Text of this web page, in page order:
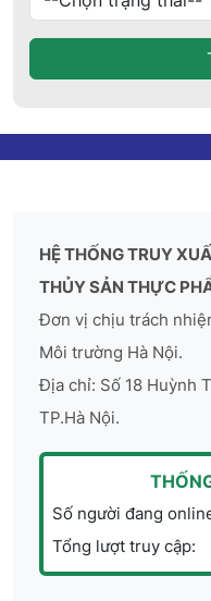
HỆ THỐNG TRUY
THỦY SẢN THỰC
Đơn vị chịu trách
Môi trường Hà Nội.
Địa chỉ: Số 18 Huỳnh
TP.Hà Nội.
Số người đang
Tổng lượt truy cập: